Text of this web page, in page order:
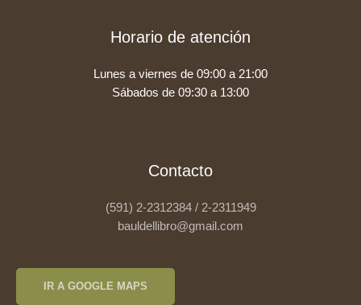
Horario de atención
Lunes a viernes de 09:00 a 21:00
Sábados de 09:30 a 13:00
Contacto
(591) 2-2312384 / 2-2311949
bauldellibro@gmail.com
IR A GOOGLE MAPS